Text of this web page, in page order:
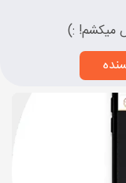
میکشم! :)